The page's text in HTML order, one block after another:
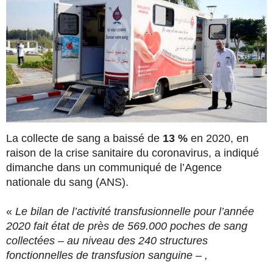
La collecte de sang a baissé de 13 % en 2020, en
raison de la crise sanitaire du coronavirus, a indiqué
dimanche dans un communiqué de l’Agence
nationale du sang (ANS).
« Le bilan de l’activité transfusionnelle pour l’année
2020 fait état de près de 569.000 poches de sang
collectées – au niveau des 240 structures
fonctionnelles de transfusion sanguine – ,